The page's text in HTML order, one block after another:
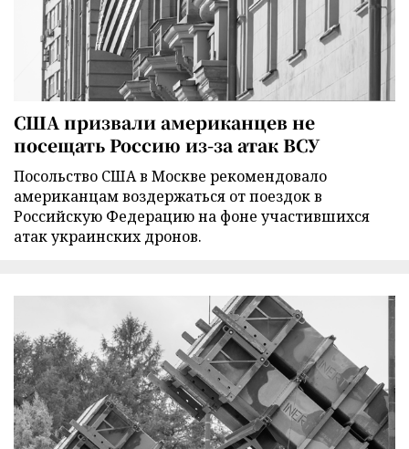
США призвали американцев не
посещать Россию из-за атак ВСУ
Посольство США в Москве рекомендовало
американцам воздержаться от поездок в
Российскую Федерацию на фоне участившихся
атак украинских дронов.